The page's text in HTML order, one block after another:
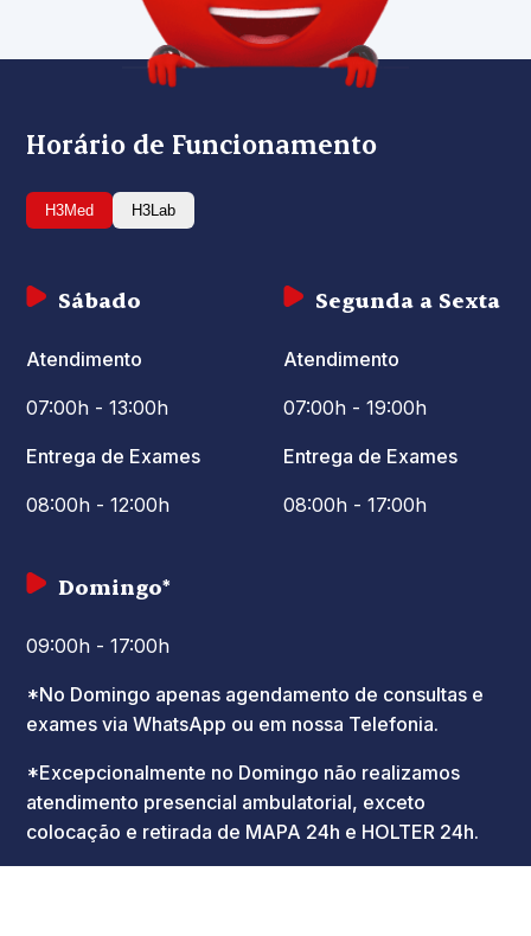
Horário de Funcionamento
H3Med H3Lab
Segunda a Sexta
Atendimento
07:00h - 19:00h
Entrega de Exames
08:00h - 17:00h
Sábado
Atendimento
07:00h - 13:00h
Entrega de Exames
08:00h - 12:00h
Domingo*
09:00h - 17:00h
*No Domingo apenas agendamento de consultas e
exames via WhatsApp ou em nossa Telefonia.
*Excepcionalmente no Domingo não realizamos
atendimento presencial ambulatorial, exceto
colocação e retirada de MAPA 24h e HOLTER 24h.